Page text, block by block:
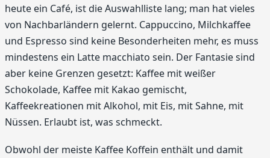
heute ein Café, ist die Auswahlliste lang; man hat vieles
von Nachbarländern gelernt. Cappuccino, Milchkaffee
und Espresso sind keine Besonderheiten mehr, es muss
mindestens ein Latte macchiato sein. Der Fantasie sind
aber keine Grenzen gesetzt: Kaffee mit weißer
Schokolade, Kaffee mit Kakao gemischt,
Kaffeekreationen mit Alkohol, mit Eis, mit Sahne, mit
Nüssen. Erlaubt ist, was schmeckt.
Obwohl der meiste Kaffee Koffein enthält und damit